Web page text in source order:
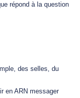
répond à la question
des selles, du
en ARN messager